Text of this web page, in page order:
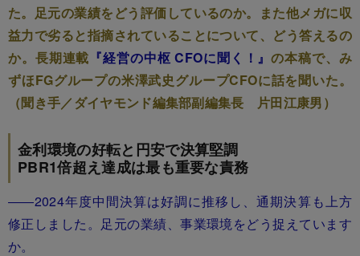
た。足元の業績をどう評価しているのか。また他メガに収
益力で劣ると指摘されていることについて、どう答えるの
か。長期連載 『経営の中枢 CFOに聞く！』の本稿で、み
ずほFGグループの米澤武史グループCFOに話を聞いた。
（聞き手／ダイヤモンド編集部副編集長 片田江康男）
金利環境の好転と円安で決算堅調
PBR1倍超え達成は最も重要な責務
――2024年度中間決算は好調に推移し、通期決算も上方
修正しました。足元の業績、事業環境をどう捉えています
か。